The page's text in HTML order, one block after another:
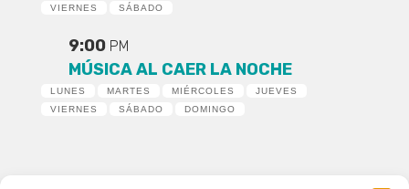
VIERNES
SÁBADO
9:00 PM
MÚSICA AL CAER LA NOCHE
LUNES MARTES MIÉRCOLES
JUEVES
VIERNES
SÁBADO DOMINGO